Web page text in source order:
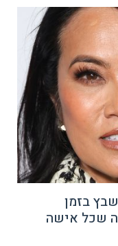
בזמן
האזהרה שכל אישה